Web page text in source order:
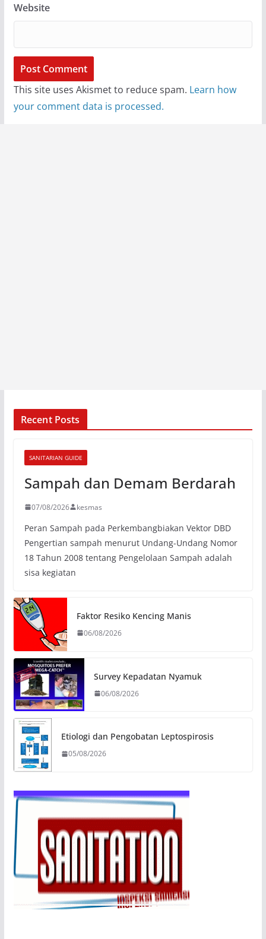
Website
This site uses Akismet to reduce spam. Learn how
your comment data is processed.
Recent Posts
SANITARIAN GUIDE
Sampah dan Demam Berdarah
07/08/2026 kesmas
Peran Sampah pada Perkembangbiakan Vektor DBD
Pengertian sampah menurut Undang-Undang Nomor
18 Tahun 2008 tentang Pengelolaan Sampah adalah
sisa kegiatan
Faktor Resiko Kencing Manis
06/08/2026
Survey Kepadatan Nyamuk
06/08/2026
Etiologi dan Pengobatan Leptospirosis
05/08/2026